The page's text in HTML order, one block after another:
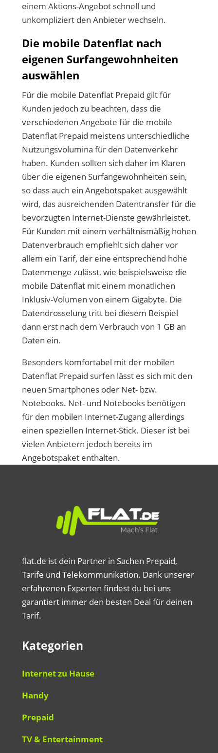
einem Aktions-Angebot schnell und
unkompliziert den Anbieter wechseln.
Die mobile Datenflat nach
eigenen Surfangewohnheiten
auswählen
Für die mobile Datenflat Prepaid gilt für
Kunden jedoch zu beachten, dass die
verschiedenen Angebote für die mobile
Datenflat Prepaid meistens unterschiedliche
Nutzungsvolumina für den Datenverkehr
haben. Kunden sollten sich daher im Klaren
über die eigenen Surfangewohnheiten sein,
so dass auch ein Angebotspaket ausgewählt
wird, das ausreichenden Datentransfer für die
bevorzugten Internet-Dienste gewährleistet.
Für Kunden mit einem verhältnismäßig hohen
Datenverbrauch empfiehlt sich daher vor
allem ein Tarif, der eine entsprechend hohe
Datenmenge zulässt, wie beispielsweise die
mobile Datenflat mit einem monatlichen
Inklusiv-Volumen von einem Gigabyte. Die
Datendrosselung tritt bei diesem Beispiel
dann erst nach dem Verbrauch von 1 GB an
Daten ein.
Besonders komfortabel mit der mobilen
Datenflat Prepaid surfen lässt es sich mit den
neuen Smartphones oder Net- bzw.
Notebooks. Net- und Notebooks benötigen
für den mobilen Internet-Zugang allerdings
einen speziellen Internet-Stick. Dieser ist bei
vielen Anbietern jedoch bereits im
Angebotspaket enthalten.
flat.de ist dein Partner in Sachen Prepaid,
Tarife und Telekommunikation. Dank unserer
erfahrenen Experten findest du bei uns
garantiert immer den besten Deal für deinen
Tarif.
Kategorien
Internet zu Hause
Handy
Prepaid
TV & Entertainment